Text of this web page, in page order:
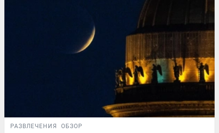
РАЗВЛЕЧЕНИЯ ОБЗОР